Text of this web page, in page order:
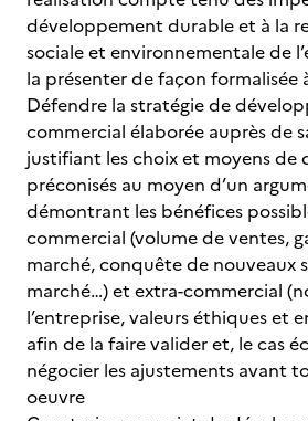
développement durable et à la
sociale et environnementale de
la présenter de façon formalisée
Défendre la stratégie de
commercial élaborée auprès de
justifiant les choix et moyens de
préconisés au moyen d’un
démontrant les bénéfices
commercial (volume de ventes,
marché, conquête de nouveaux
marché…) et extra-commercial
l’entreprise, valeurs éthiques et
afin de la faire valider et, le cas
négocier les ajustements avant
oeuvre